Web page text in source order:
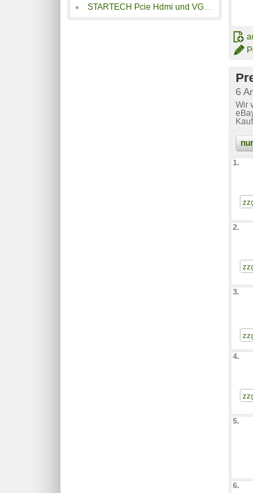
STARTECH Pcie Hdmi und VGA Capture Card
6
Wir
1.
2.
3.
4.
5.
6.